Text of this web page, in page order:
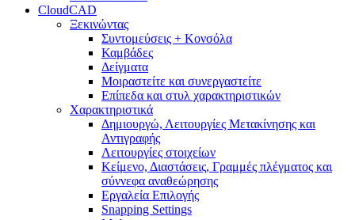
CloudCAD
Ξεκινώντας
Συντομεύσεις + Κονσόλα
Καμβάδες
Δείγματα
Μοιραστείτε και συνεργαστείτε
Επίπεδα και στυλ χαρακτηριστικών
Χαρακτηριστικά
Δημιουργώ, Λειτουργίες Μετακίνησης και
Αντιγραφής
Λειτουργίες στοιχείων
Κείμενο, Διαστάσεις, Γραμμές πλέγματος και
σύννεφα αναθεώρησης
Εργαλεία Επιλογής
Snapping Settings